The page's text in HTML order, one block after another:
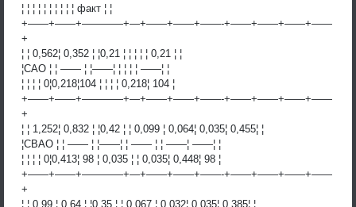
¦ ¦ ¦ ¦ ¦ ¦ ¦ ¦ ¦ ¦ факт ¦ ¦
+——+——+————+—+——+——+——-+——+——+——+——
+
¦ ¦ 0,562¦ 0,352 ¦ ¦0,21 ¦ ¦ ¦ ¦ ¦ 0,21 ¦ ¦
¦САО ¦ ¦ —— ¦ ¦——¦ ¦ ¦ ¦ ¦ ——¦ ¦
¦ ¦ ¦ ¦ 0¦0,218¦104 ¦ ¦ ¦ ¦ 0,218¦ 104 ¦
+——+——+————+—+——+——+——-+——+——+——+——
+
¦ ¦ 1,252¦ 0,832 ¦ ¦0,42 ¦ ¦ 0,099 ¦ 0,064¦ 0,035¦ 0,455¦ ¦
¦СВАО ¦ ¦ —— ¦ ¦——¦ ¦ —— ¦ ¦ ——¦ ——¦ ¦
¦ ¦ ¦ ¦ 0¦0,413¦ 98 ¦ 0,035 ¦ ¦ 0,035¦ 0,448¦ 98 ¦
+——+——+————+—+——+——+——-+——+——+——+——
+
¦ ¦ 0,99 ¦ 0,64 ¦ ¦0,35 ¦ ¦ 0,067 ¦ 0,032¦ 0,035¦ 0,385¦ ¦